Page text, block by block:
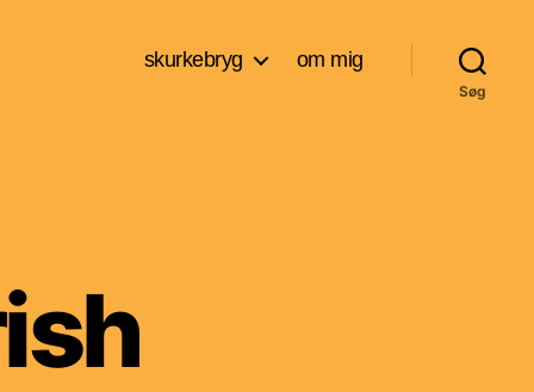
skurkebryg om mig
Søg